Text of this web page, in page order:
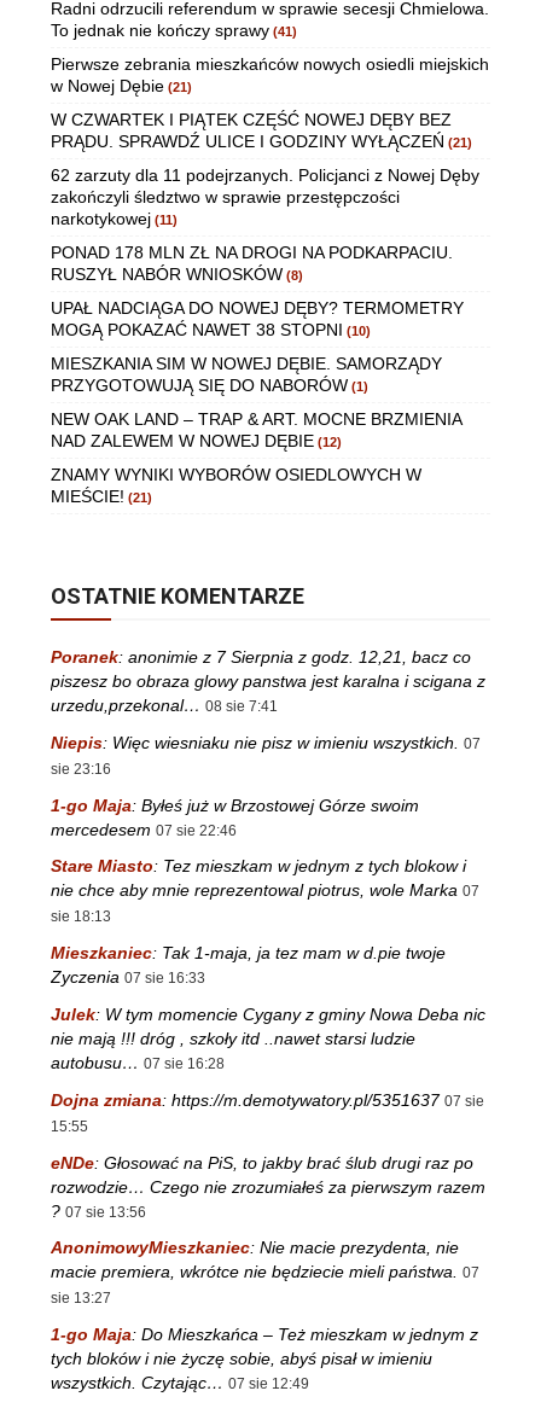
Radni odrzucili referendum w sprawie secesji Chmielowa.
To jednak nie kończy sprawy (41)
Pierwsze zebrania mieszkańców nowych osiedli miejskich
w Nowej Dębie (21)
W CZWARTEK I PIĄTEK CZĘŚĆ NOWEJ DĘBY BEZ
PRĄDU. SPRAWDŹ ULICE I GODZINY WYŁĄCZEŃ (21)
62 zarzuty dla 11 podejrzanych. Policjanci z Nowej Dęby
zakończyli śledztwo w sprawie przestępczości
narkotykowej (11)
PONAD 178 MLN ZŁ NA DROGI NA PODKARPACIU.
RUSZYŁ NABÓR WNIOSKÓW (8)
UPAŁ NADCIĄGA DO NOWEJ DĘBY? TERMOMETRY
MOGĄ POKAZAĆ NAWET 38 STOPNI (10)
MIESZKANIA SIM W NOWEJ DĘBIE. SAMORZĄDY
PRZYGOTOWUJĄ SIĘ DO NABORÓW (1)
NEW OAK LAND – TRAP & ART. MOCNE BRZMIENIA
NAD ZALEWEM W NOWEJ DĘBIE (12)
ZNAMY WYNIKI WYBORÓW OSIEDLOWYCH W
MIEŚCIE! (21)
OSTATNIE KOMENTARZE
Poranek: anonimie z 7 Sierpnia z godz. 12,21, bacz co
piszesz bo obraza glowy panstwa jest karalna i scigana z
urzedu,przekonal… 08 sie 7:41
Niepis: Więc wiesniaku nie pisz w imieniu wszystkich.
07
sie 23:16
1-go Maja: Byłeś już w Brzostowej Górze swoim
mercedesem 07 sie 22:46
Stare Miasto: Tez mieszkam w jednym z tych blokow i
nie chce aby mnie reprezentowal piotrus, wole Marka 07
sie 18:13
Mieszkaniec: Tak 1-maja, ja tez mam w d.pie twoje
Zyczenia 07 sie 16:33
Julek: W tym momencie Cygany z gminy Nowa Deba nic
nie mają !!! dróg , szkoły itd ..nawet starsi ludzie
autobusu… 07 sie 16:28
Dojna zmiana: https://m.demotywatory.pl/5351637 07 sie
15:55
eNDe: Głosować na PiS, to jakby brać ślub drugi raz po
rozwodzie… Czego nie zrozumiałeś za pierwszym razem
? 07 sie 13:56
AnonimowyMieszkaniec: Nie macie prezydenta, nie
macie premiera, wkrótce nie będziecie mieli państwa. 07
sie 13:27
1-go Maja: Do Mieszkańca – Też mieszkam w jednym z
tych bloków i nie życzę sobie, abyś pisał w imieniu
wszystkich. Czytając… 07 sie 12:49